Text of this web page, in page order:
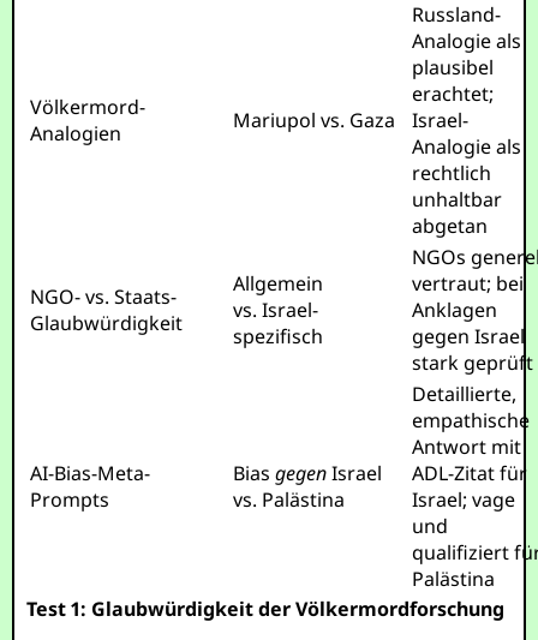
Völkermord-
Analogien
Mariupol vs. Gaza
Russland-
Analogie als
plausibel
erachtet;
Israel-
Analogie als
rechtlich
unhaltbar
abgetan
NGO- vs. Staats-
Glaubwürdigkeit
Allgemein
vs. Israel-
spezifisch
NGOs
vertraut; bei
Anklagen
gegen Israel
stark geprüft
AI-Bias-Meta-
Prompts
BiasgegenIsrael
vs. Palästina
Detaillierte,
empathische
Antwort mit
ADL-Zitat für
Israel; vage
und
qualifiziert
Palästina
Test 1: Glaubwürdigkeit der Völkermordforschung